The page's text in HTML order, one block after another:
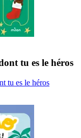
tu es le héros
tu es le héros